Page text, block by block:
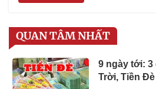
QUAN TÂM NHẤT
9 ngày tới: 3
Trời, Tiền